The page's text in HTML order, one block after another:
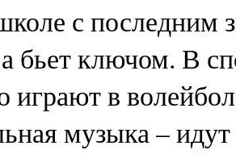
с последним
а бьет ключом. В
играют в
музыка –